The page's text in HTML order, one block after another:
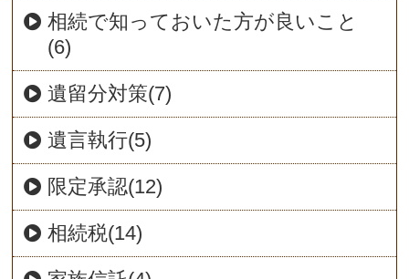
相続で知っておいた方が良いこと
(6)
遺留分対策(7)
遺言執行(5)
限定承認(12)
相続税(14)